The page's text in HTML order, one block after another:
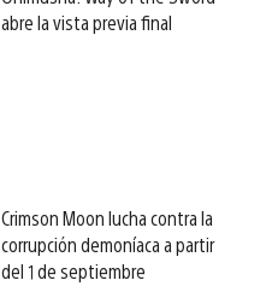
abre la vista previa final
Crimson Moon lucha contra la
corrupción demoníaca a partir
del 1 de septiembre